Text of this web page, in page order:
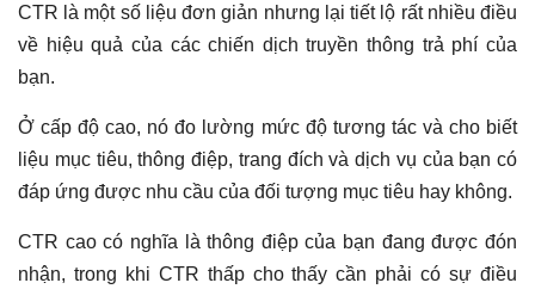
CTR là một số liệu đơn giản nhưng lại tiết lộ rất nhiều điều
về hiệu quả của các chiến dịch truyền thông trả phí của
bạn.
Ở cấp độ cao, nó đo lường mức độ tương tác và cho biết
liệu mục tiêu, thông điệp, trang đích và dịch vụ của bạn có
đáp ứng được nhu cầu của đối tượng mục tiêu hay không.
CTR cao có nghĩa là thông điệp của bạn đang được đón
nhận, trong khi CTR thấp cho thấy cần phải có sự điều